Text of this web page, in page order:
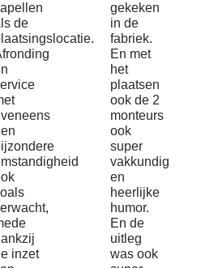
de
inzet
gekeken
in de
fabriek.
En met
het
plaatsen
ook de 2
monteurs
ook
super
vakkundig
en
heerlijke
humor.
En de
uitleg
was ook